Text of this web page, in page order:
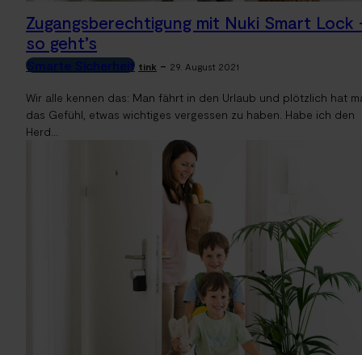
Zugangsberechtigung mit Nuki Smart Lock
so geht’s
Smarte Sicherheit tink - 29. August 2021
Wir alle kennen das: Man fährt in den Urlaub und plötzlich hat
das Gefühl, etwas wichtiges vergessen zu haben. Habe ich den
Herd...